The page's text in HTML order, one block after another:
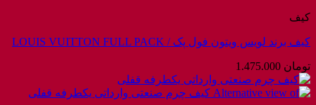
کیف
کیف برند لویس ویتون فول پک / LOUIS VUITTON FULL PACK
تومان